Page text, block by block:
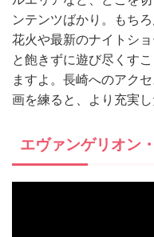
ンテンツばかり。もち
花火や最新のナイトシ
と飽きずに遊び尽くす
ますよ。長崎へのアク
画を練ると、より充実し
エヴァンゲリオン